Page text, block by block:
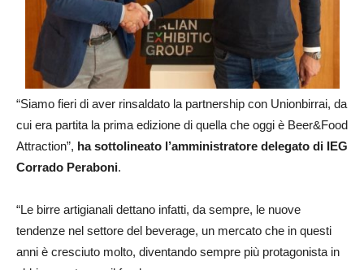
“Siamo fieri di aver rinsaldato la partnership con Unionbirrai, da
cui era partita la prima edizione di quella che oggi è Beer&Food
Attraction”, ha sottolineato l’amministratore delegato di IEG
Corrado Peraboni.
“Le birre artigianali dettano infatti, da sempre, le nuove
tendenze nel settore del beverage, un mercato che in questi
anni è cresciuto molto, diventando sempre più protagonista in